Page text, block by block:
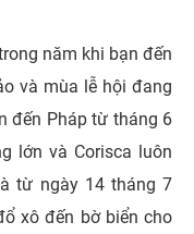
năm khi bạn đến
và mùa lễ hội đang
đến Pháp từ tháng 6
lớn và Corisca luôn
từ ngày 14 tháng 7
xô đến bờ biển cho